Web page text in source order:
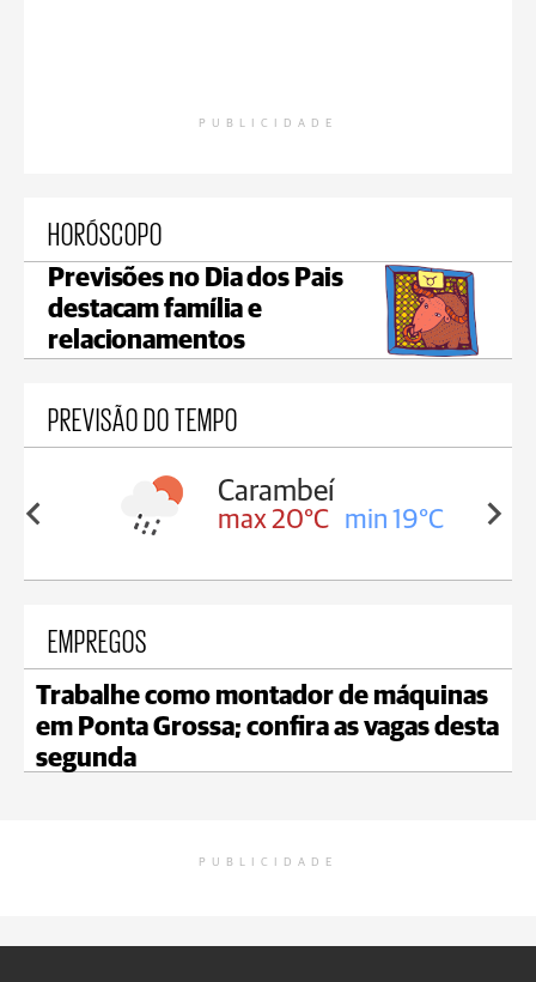
PUBLICIDADE
HORÓSCOPO
Previsões no Dia dos Pais
destacam família e
relacionamentos
PREVISÃO DO TEMPO
19°C
Carambeí
max 20°C min 19°C
EMPREGOS
Trabalhe como montador de máquinas
em Ponta Grossa; confira as vagas desta
segunda
PUBLICIDADE